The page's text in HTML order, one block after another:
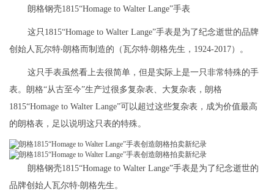
朗格钢壳1815“Homage to Walter Lange”手表
这只1815“Homage to Walter Lange”手表是为了纪念逝世的品牌
创始人瓦尔特‧朗格而制造的（瓦尔特‧朗格先生，1924-2017）。
这只手表虽然看上去很简单，但是实际上是一只非常特殊的手
表。朗格“从古至今”生产过很多复杂表、大复杂表，朗格
1815“Homage to Walter Lange”可以超过这些复杂表，成为价值最高
的朗格表，足以说明这只表的特殊。
朗格钢壳1815“Homage to Walter Lange”手表是为了纪念逝世的
品牌创始人瓦尔特‧朗格先生。